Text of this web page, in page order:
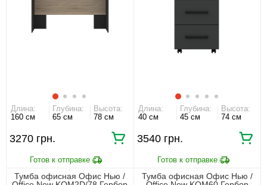
Длина:
160 см
Глубина:
65 см
Высота:
78 см
3270 грн.
Длина:
40 см
Глубина:
45 см
Высота:
74 см
3540 грн.
Тумба офисная Офис Нью /
Тумба офисная Офис Нью /